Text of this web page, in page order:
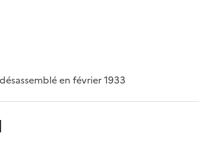
en février 1933